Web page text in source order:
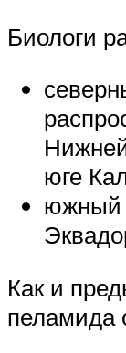
Биологи
юге
южный
Как и
пеламида